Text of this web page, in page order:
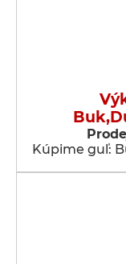
Kúpime guľ: